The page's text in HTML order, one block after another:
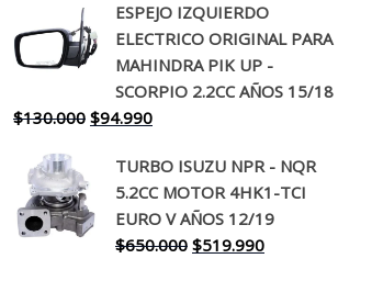
ESPEJO IZQUIERDO
ELECTRICO ORIGINAL PARA
MAHINDRA PIK UP -
SCORPIO 2.2CC AÑOS 15/18
$130.000 El
original
era:
$130.000.
$94.990El
actual
es:
$94.990.
TURBO ISUZU NPR - NQR
5.2CC MOTOR 4HK1-TCI
EURO V AÑOS 12/19
$650.000 El
$519.990El